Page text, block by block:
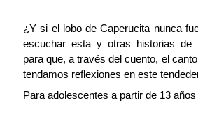
¿Y si el lobo de Caperucita nunca
escuchar esta y otras historias de
para que, a través del cuento, el
tendamos reflexiones en este
Para adolescentes a partir de 13 años